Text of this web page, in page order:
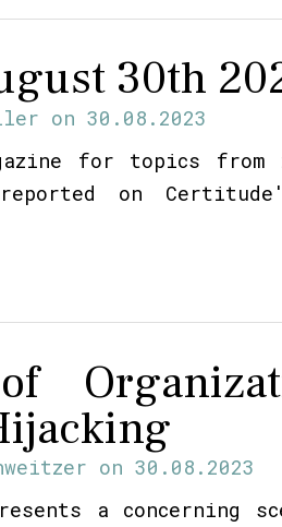
30th
on 30.08.2023
for topics
reported on
on 30.08.2023
a concerning